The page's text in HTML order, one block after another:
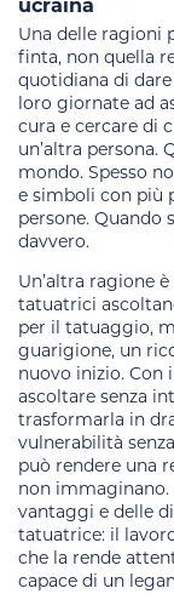
ucraina
Una delle ragioni
finta, non quella
quotidiana di
loro giornate ad
cura e cercare di
un’altra persona.
mondo. Spesso
e simboli con più
persone. Quando
davvero.
Un’altra ragione
tatuatrici
per il tatuaggio,
guarigione, un
nuovo inizio. Con
ascoltare senza
trasformarla in
vulnerabilità
può rendere una
non immaginano.
vantaggi e delle
tatuatrice: il
che la rende
capace di un